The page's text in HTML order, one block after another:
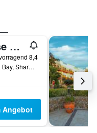
Turquoise Beach Hotel
8,4
Sharm El Maya Bay, Sharm El-Sheikh, Ägypten
Angebot